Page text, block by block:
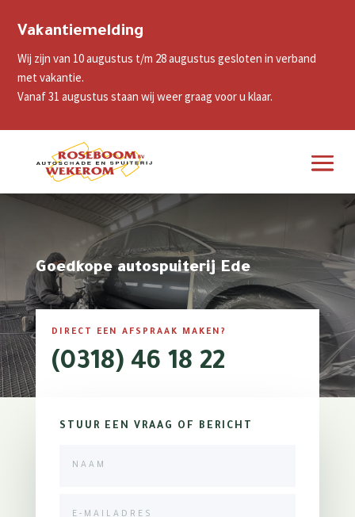
Vakantiemelding
Wij zijn van 10 augustus t/m 28 augustus gesloten in verband
met vakantie.
Vanaf 31 augustus staan wij weer graag voor u klaar.
Goedkope autospuiterij Ede
DIRECT EEN AFSPRAAK MAKEN?
(0318) 46 18 22
STUUR EEN VRAAG OF BERICHT